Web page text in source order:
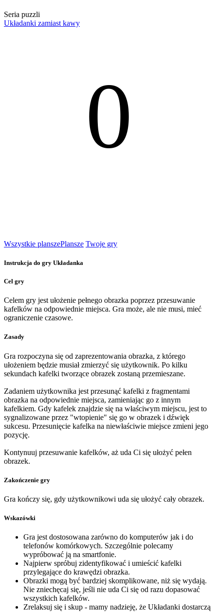
Seria puzzli
Układanki zamiast kawy
0
Wszystkie planszePlansze Twoje gry
Instrukcja do gry Układanka
Cel gry
Celem gry jest ułożenie pełnego obrazka poprzez przesuwanie
kafelków na odpowiednie miejsca. Gra może, ale nie musi, mieć
ograniczenie czasowe.
Zasady
Gra rozpoczyna się od zaprezentowania obrazka, z którego
ułożeniem będzie musiał zmierzyć się użytkownik. Po kilku
sekundach kafelki tworzące obrazek zostaną przemieszane.
Zadaniem użytkownika jest przesunąć kafelki z fragmentami
obrazka na odpowiednie miejsca, zamieniając go z innym
kafelkiem. Gdy kafelek znajdzie się na właściwym miejscu, jest to
sygnalizowane przez "wtopienie" się go w obrazek i dźwięk
sukcesu. Przesunięcie kafelka na niewłaściwie miejsce zmieni jego
pozycję.
Kontynuuj przesuwanie kafelków, aż uda Ci się ułożyć pełen
obrazek.
Zakończenie gry
Gra kończy się, gdy użytkownikowi uda się ułożyć cały obrazek.
Wskazówki
Gra jest dostosowana zarówno do komputerów jak i do
telefonów komórkowych. Szczególnie polecamy
wypróbować ją na smartfonie.
Najpierw spróbuj zidentyfikować i umieścić kafelki
przylegające do krawędzi obrazka.
Obrazki mogą być bardziej skomplikowane, niż się wydają.
Nie zniechęcaj się, jeśli nie uda Ci się od razu dopasować
wszystkich kafelków.
Zrelaksuj się i skup - mamy nadzieję, że Układanki dostarczą